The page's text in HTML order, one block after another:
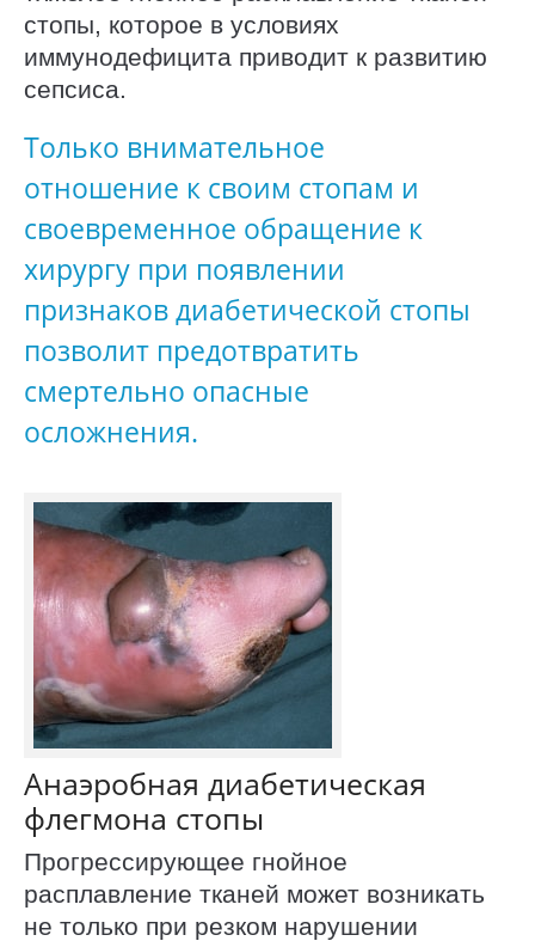
стопы, которое в условиях
иммунодефицита приводит к развитию
сепсиса.
Только внимательное
отношение к своим стопам и
своевременное обращение к
хирургу при появлении
признаков диабетической стопы
позволит предотвратить
смертельно опасные
осложнения.
Анаэробная диабетическая
флегмона стопы
Прогрессирующее гнойное
расплавление тканей может возникать
не только при резком нарушении